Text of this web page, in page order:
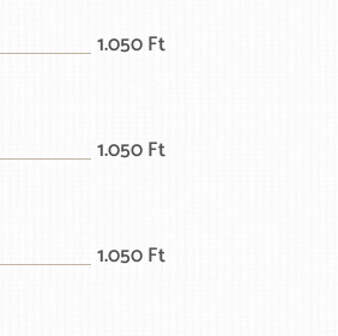
1.050 Ft
1.050 Ft
1.050 Ft